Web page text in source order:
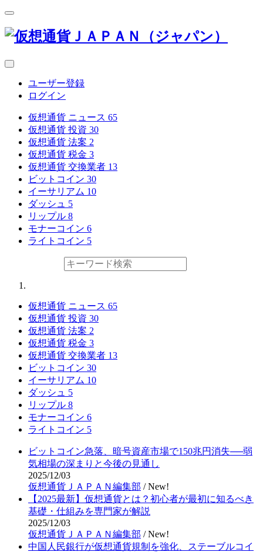
ユーザー登録
ログイン
仮想通貨 ニュース 65
仮想通貨 投資 30
仮想通貨 法案 2
仮想通貨 税金 3
仮想通貨 交換業者 13
ビットコイン 30
イーサリアム 10
ダッシュ 5
リップル 8
モナーコイン 6
ライトコイン 5
仮想通貨 ニュース 65
仮想通貨 投資 30
仮想通貨 法案 2
仮想通貨 税金 3
仮想通貨 交換業者 13
ビットコイン 30
イーサリアム 10
ダッシュ 5
リップル 8
モナーコイン 6
ライトコイン 5
ビットコイン急落、暗号資産市場で150兆円消失──弱
気相場の深まりと今後の見通し
2025/12/03
仮想通貨ＪＡＰＡＮ編集部 /New!
【2025最新】仮想通貨とは？初心者が最初に知るべき
基礎・仕組みを専門家が解説
2025/12/03
仮想通貨ＪＡＰＡＮ編集部 /New!
中国人民銀行が仮想通貨規制を強化、ステーブルコイ